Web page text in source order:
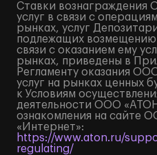
Ставки вознаграждения
услуг в связи с
рынках, услуг
подлежащих возмещению
связи с оказанием ему
рынках, приведены в
Регламенту оказания
услуг на рынках ценных
к Условиям
деятельности ООО
ознакомления на сайте
«Интернет»:
https://www.aton.ru/
regulating/